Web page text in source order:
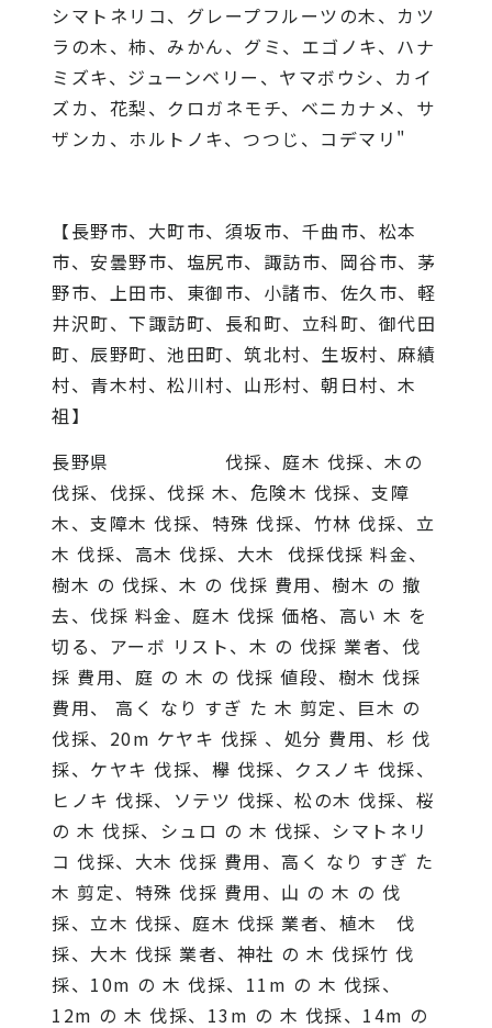
シマトネリコ、グレープフルーツの木、カツ
ラの木、柿、みかん、グミ、エゴノキ、ハナ
ミズキ、ジューンベリー、ヤマボウシ、カイ
ズカ、花梨、クロガネモチ、ベニカナメ、サ
ザンカ、ホルトノキ、つつじ、コデマリ"
【長野市、大町市、須坂市、千曲市、松本
市、安曇野市、塩尻市、諏訪市、岡谷市、茅
野市、上田市、東御市、小諸市、佐久市、軽
井沢町、下諏訪町、長和町、立科町、御代田
町、辰野町、池田町、筑北村、生坂村、麻績
村、青木村、松川村、山形村、朝日村、木
祖】
長野県 伐採、庭木 伐採、木の
伐採、伐採、伐採 木、危険木 伐採、支障
木、支障木 伐採、特殊 伐採、竹林 伐採、立
木 伐採、高木 伐採、大木 伐採伐採 料金、
樹木 の 伐採、木 の 伐採 費用、樹木 の 撤
去、伐採 料金、庭木 伐採 価格、高い 木 を
切る、アーボ リスト、木 の 伐採 業者、伐
採 費用、庭 の 木 の 伐採 値段、樹木 伐採
費用、 高く なり すぎ た 木 剪定、巨木 の
伐採、20m ケヤキ 伐採 、処分 費用、杉 伐
採、ケヤキ 伐採、欅 伐採、クスノキ 伐採、
ヒノキ 伐採、ソテツ 伐採、松の木 伐採、桜
の 木 伐採、シュロ の 木 伐採、シマトネリ
コ 伐採、大木 伐採 費用、高く なり すぎ た
木 剪定、特殊 伐採 費用、山 の 木 の 伐
採、立木 伐採、庭木 伐採 業者、植木 伐
採、大木 伐採 業者、神社 の 木 伐採竹 伐
採、10m の 木 伐採、11m の 木 伐採、
12m の 木 伐採、13m の 木 伐採、14m の